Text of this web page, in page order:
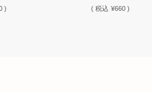
) ( 税込 ¥660 )